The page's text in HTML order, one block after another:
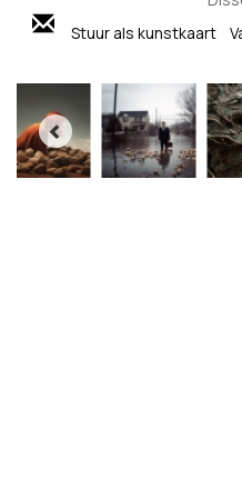
Stuur als kunstkaart